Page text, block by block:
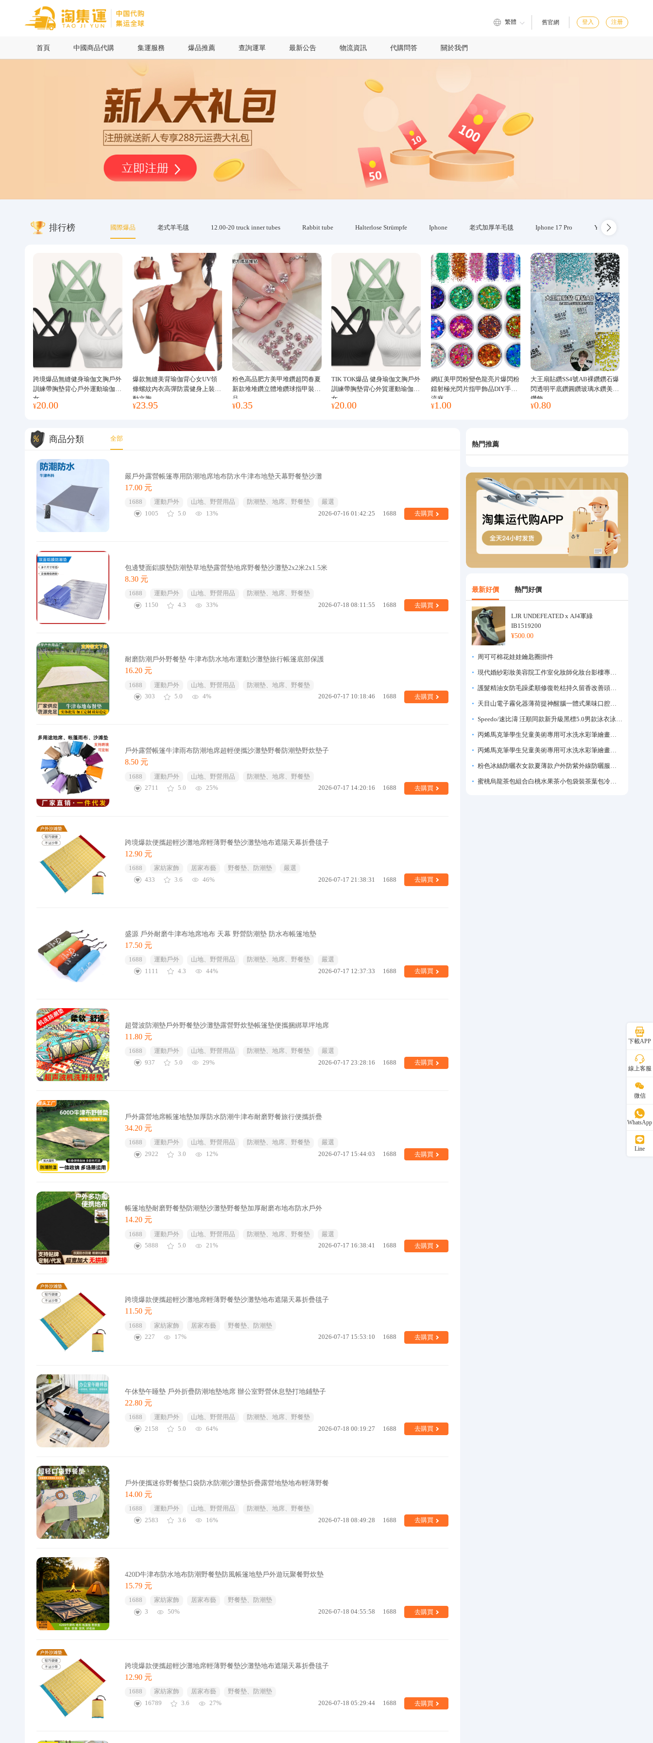
繁體 舊官網 登入 注册
首頁 中國商品代購 集運服務 爆品推薦 查詢運單 最新公告 物流資訊 代購問答 關於我們
排行榜 國際爆品 老式羊毛毯 12.00-20 truck inner tubes Rabbit tube Halterlose Strümpfe Iphone 老式加厚羊毛毯 Iphone 17 Pro Yubikey
跨境爆品無縫健身瑜伽文胸戶外
訓練帶胸墊背心戶外運動瑜伽服
女
¥20.00
爆款無縫美背瑜伽背心女UV領
條螺紋內衣高彈防震健身上裝運
動文胸
¥23.95
粉色高品肥方美甲堆鑽超閃春夏
新款堆堆鑽立體堆鑽球指甲裝飾
品
¥0.35
TIK TOK爆品 健身瑜伽文胸戶外
訓練帶胸墊背心外貿運動瑜伽服
女
¥20.00
網紅美甲閃粉變色龍亮片爆閃粉
鐳射極光閃片指甲飾品DIY手工
流麻
¥1.00
大王扇貼鑽SS4號AB裸鑽鑽石爆
閃透明平底鑽圓鑽玻璃水鑽美甲
鑽飾
¥0.80
商品分類 全部
嚴戶外露營帳篷專用防潮地席地布防水牛津布地墊天幕野餐墊沙灘
17.00 元
1688 運動戶外 山地、野營用品 防潮墊、地席、野餐墊
嚴選
1005
5.0 13% 2026-07-16 01:42:25 1688 去購買
包邊雙面鋁膜墊防潮墊草地墊露營墊地席野餐墊沙灘墊2x2米2x1.5米
8.30 元
1688 運動戶外 山地、野營用品
防潮墊、地席、野餐墊
1150
4.3 33% 2026-07-18 08:11:55 1688 去購買
耐磨防潮戶外野餐墊 牛津布防水地布運動沙灘墊旅行帳篷底部保護
16.20 元
1688 運動戶外 山地、野營用品
防潮墊、地席、野餐墊
303
5.0 4% 2026-07-17 10:18:46 1688 去購買
戶外露營帳篷牛津雨布防潮地席超輕便攜沙灘墊野餐防潮墊野炊墊子
8.50 元
1688 運動戶外 山地、野營用品
防潮墊、地席、野餐墊
2711
5.0 25% 2026-07-17 14:20:16 1688 去購買
跨境爆款便攜超輕沙灘地席輕薄野餐墊沙灘墊地布遮陽天幕折疊毯子
12.90 元
1688 家紡家飾 居家布藝 野餐墊、防潮墊
嚴選
433
3.6 46% 2026-07-17 21:38:31 1688 去購買
盛源 戶外耐磨牛津布地席地布 天幕 野營防潮墊 防水布帳篷地墊
17.50 元
1688 運動戶外 山地、野營用品 防潮墊、地席、野餐墊
嚴選
1111
4.3 44% 2026-07-17 12:37:33 1688 去購買
超聲波防潮墊戶外野餐墊沙灘墊露營野炊墊帳篷墊便攜捆綁草坪地席
11.80 元
1688 運動戶外 山地、野營用品 防潮墊、地席、野餐墊
嚴選
937
5.0 29% 2026-07-17 23:28:16 1688 去購買
戶外露營地席帳篷地墊加厚防水防潮牛津布耐磨野餐旅行便攜折疊
34.20 元
1688 運動戶外 山地、野營用品 防潮墊、地席、野餐墊
嚴選
2922
3.0 12% 2026-07-17 15:44:03 1688 去購買
帳篷地墊耐磨野餐墊防潮墊沙灘墊野餐墊加厚耐磨布地布防水戶外
14.20 元
1688 運動戶外 山地、野營用品 防潮墊、地席、野餐墊
嚴選
5888
5.0 21% 2026-07-17 16:38:41 1688 去購買
跨境爆款便攜超輕沙灘地席輕薄野餐墊沙灘墊地布遮陽天幕折疊毯子
11.50 元
1688 家紡家飾 居家布藝
野餐墊、防潮墊
227
17% 2026-07-17 15:53:10 1688 去購買
午休墊午睡墊 戶外折疊防潮地墊地席 辦公室野營休息墊打地鋪墊子
22.80 元
1688 運動戶外 山地、野營用品
防潮墊、地席、野餐墊
2158
5.0 64% 2026-07-18 00:19:27 1688 去購買
戶外便攜迷你野餐墊口袋防水防潮沙灘墊折疊露營地墊地布輕薄野餐
14.00 元
1688 運動戶外 山地、野營用品
防潮墊、地席、野餐墊
2583
3.6 16% 2026-07-18 08:49:28 1688 去購買
420D牛津布防水地布防潮野餐墊防風帳篷地墊戶外遊玩聚餐野炊墊
15.79 元
1688 家紡家飾 居家布藝
野餐墊、防潮墊
3
50% 2026-07-18 04:55:58 1688 去購買
跨境爆款便攜超輕沙灘地席輕薄野餐墊沙灘墊地布遮陽天幕折疊毯子
12.90 元
1688 家紡家飾 居家布藝
野餐墊、防潮墊
16789
3.6 27% 2026-07-18 05:29:44 1688 去購買
熱門推薦
最新好價 熱門好價
LJR UNDEFEATED x AJ4軍綠
IB1519200
¥500.00
周可可棉花娃娃鑰匙圈掛件
現代婚紗彩妝美容院工作室化妝師化妝台影樓專業化妝師專用梳妝台
護髮精油女防毛躁柔順修復乾枯持久留香改善頭髮毛躁柔順劑神器
天目山電子霧化器薄荷提神醒腦一體式果味口腔噴霧吸入式戒煙神器
Speedo/速比濤 汪順同款新升級黑標5.0男款泳衣泳褲溫泉游泳套裝
丙烯馬克筆學生兒童美術專用可水洗水彩筆繪畫彩色塗鴉畫筆不透色可疊色防水手繪diy丙烯顏料筆水性填色筆
丙烯馬克筆學生兒童美術專用可水洗水彩筆繪畫彩色塗鴉畫筆不透色可疊色防水手繪diy丙烯顏料筆水性填色筆
粉色冰絲防曬衣女款夏薄款户外防紫外線防曬服修身緊身短外套上衣
蜜桃烏龍茶包組合白桃水果茶小包袋裝茶葉包冷泡茶泡水喝的東西
下載APP
線上客服
微信
WhatsApp
Line